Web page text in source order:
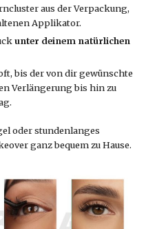
aus der Verpackung,
Applikator.
unter deinem natürlichen
bis der von dir gewünschte
Verlängerung bis hin zu
oder stundenlanges
ganz bequem zu Hause.